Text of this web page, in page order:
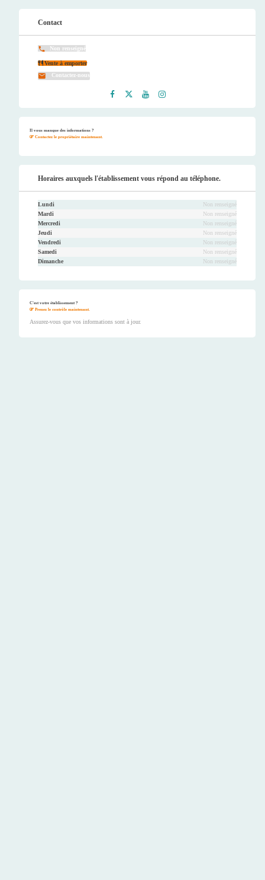
Contact
Non renseigné
Vente à emporter
Contactez-nous
Il vous manque des informations ?
Contactez le propriétaire maintenant.
Horaires auxquels l'établissement vous répond au téléphone.
Lundi
Non renseigné
Mardi
Non renseigné
Mercredi
Non renseigné
Jeudi
Non renseigné
Vendredi
Non renseigné
Samedi
Non renseigné
Dimanche
Non renseigné
C'est votre établissement ?
Prenez le contrôle maintenant.
Assurez-vous que vos informations sont à jour.